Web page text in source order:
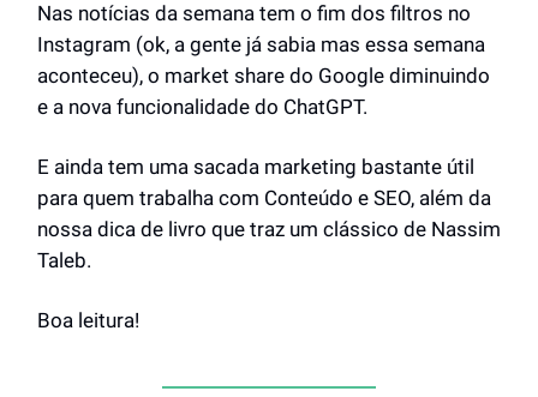
Nas notícias da semana tem o fim dos filtros no
Instagram (ok, a gente já sabia mas essa semana
aconteceu), o market share do Google diminuindo
e a nova funcionalidade do ChatGPT.
E ainda tem uma sacada marketing bastante útil
para quem trabalha com Conteúdo e SEO, além da
nossa dica de livro que traz um clássico de Nassim
Taleb.
Boa leitura!